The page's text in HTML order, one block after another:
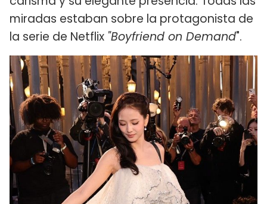
miradas estaban sobre la protagonista de
la serie de Netflix "Boyfriend on Demand".